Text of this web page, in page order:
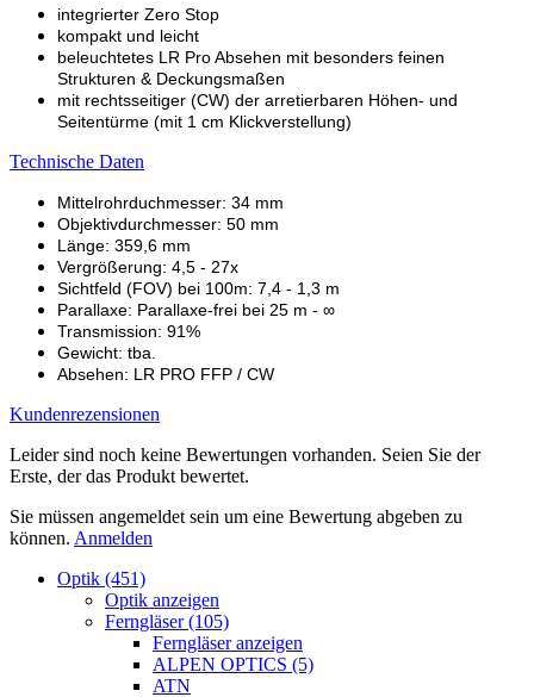
integrierter Zero Stop
kompakt und leicht
beleuchtetes LR Pro Absehen mit besonders feinen
Strukturen & Deckungsmaßen
mit rechtsseitiger (CW) der arretierbaren Höhen- und
Seitentürme (mit 1 cm Klickverstellung)
Technische Daten
Mittelrohrduchmesser: 34 mm
Objektivdurchmesser: 50 mm
Länge: 359,6 mm
Vergrößerung: 4,5 - 27x
Sichtfeld (FOV) bei 100m: 7,4 - 1,3 m
Parallaxe: Parallaxe-frei bei 25 m - ∞
Transmission: 91%
Gewicht: tba.
Absehen: LR PRO FFP / CW
Kundenrezensionen
Leider sind noch keine Bewertungen vorhanden. Seien Sie der
Erste, der das Produkt bewertet.
Sie müssen angemeldet sein um eine Bewertung abgeben zu
können. Anmelden
Optik (451)
Optik anzeigen
Ferngläser (105)
Ferngläser anzeigen
ALPEN OPTICS (5)
ATN